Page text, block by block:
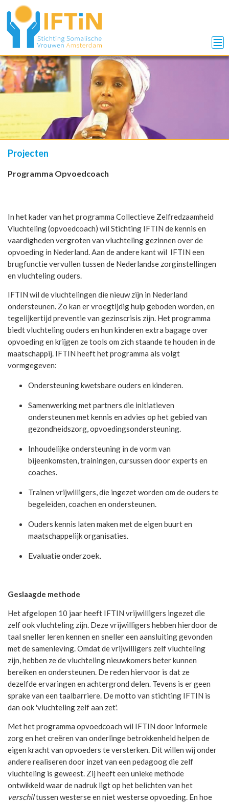
Projecten
Programma Opvoedcoach
In het kader van het programma Collectieve Zelfredzaamheid
Vluchteling (opvoedcoach) wil Stichting IFTIN de kennis en
vaardigheden vergroten van vluchteling gezinnen over de
opvoeding in Nederland. Aan de andere kant wil IFTIN een
brugfunctie vervullen tussen de Nederlandse zorginstellingen
en vluchteling ouders.
IFTIN wil de vluchtelingen die nieuw zijn in Nederland
ondersteunen. Zo kan er vroegtijdig hulp geboden worden, en
tegelijkertijd preventie van gezinscrisis zijn. Het programma
biedt vluchteling ouders en hun kinderen extra bagage over
opvoeding en krijgen ze tools om zich staande te houden in de
maatschappij. IFTIN heeft het programma als volgt
vormgegeven:
Ondersteuning kwetsbare ouders en kinderen.
Samenwerking met partners die initiatieven
ondersteunen met kennis en advies op het gebied van
gezondheidszorg, opvoedingsondersteuning.
Inhoudelijke ondersteuning in de vorm van
bijeenkomsten, trainingen, cursussen door experts en
coaches.
Trainen vrijwilligers, die ingezet worden om de ouders te
begeleiden, coachen en ondersteunen.
Ouders kennis laten maken met de eigen buurt en
maatschappelijk organisaties.
Evaluatie onderzoek.
Geslaagde methode
Het afgelopen 10 jaar heeft IFTIN vrijwilligers ingezet die
zelf ook vluchteling zijn. Deze vrijwilligers hebben hierdoor de
taal sneller leren kennen en sneller een aansluiting gevonden
met de samenleving. Omdat de vrijwilligers zelf vluchteling
zijn, hebben ze de vluchteling nieuwkomers beter kunnen
bereiken en ondersteunen. De reden hiervoor is dat ze
dezelfde ervaringen en achtergrond delen. Tevens is er geen
sprake van een taalbarriere. De motto van stichting IFTIN is
dan ook 'vluchteling zelf aan zet'.
Met het programma opvoedcoach wil IFTIN door informele
zorg en het creëren van onderlinge betrokkenheid helpen de
eigen kracht van opvoeders te versterken. Dit willen wij onder
andere realiseren door inzet van een pedagoog die zelf
vluchteling is geweest. Zij heeft een unieke methode
ontwikkeld waar de nadruk ligt op het belichten van het
verschiltussen westerse en niet westerse opvoeding. En hoe